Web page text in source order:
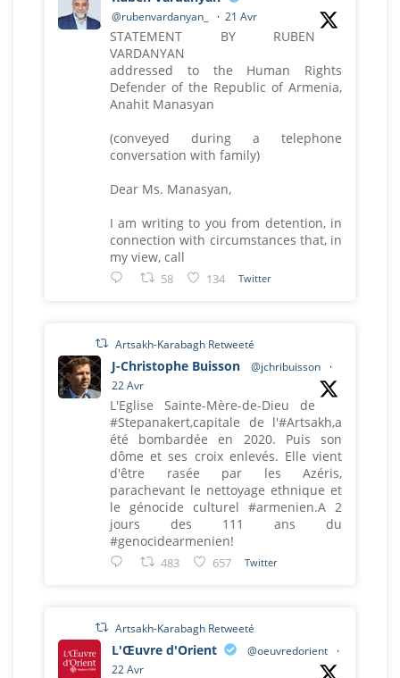
@rubenvardanyan_ · 21 Avr
STATEMENT BY RUBEN
VARDANYAN
addressed to the Human Rights
Defender of the Republic of Armenia,
Anahit Manasyan
(conveyed during a telephone
conversation with family)
Dear Ms. Manasyan,
I am writing to you from detention, in
connection with circumstances that, in
my view, call
58 134 Twitter
Artsakh-Karabagh Retweeté
J-Christophe Buisson @jchribuisson
·
22 Avr
L'Eglise Sainte-Mère-de-Dieu de
#Stepanakert,capitale de l'#Artsakh,a
été bombardée en 2020. Puis son
dôme et ses croix enlevés. Elle vient
d'être rasée par les Azéris,
parachevant le nettoyage ethnique et
le génocide culturel #armenien.A 2
jours des 111 ans du
#genocidearmenien!
483 657 Twitter
Artsakh-Karabagh Retweeté
L'Œuvre d'Orient @oeuvredorient
·
22 Avr